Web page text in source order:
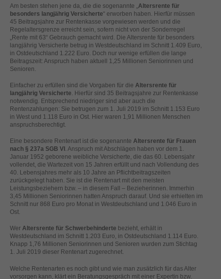
Am besten stehen jene da, die die sogenannte „Altersrente für
besonders langjährig Versicherte“ erworben haben. Hierfür müssen
45 Beitragsjahre zur Rentenkasse vorgewiesen werden und die
Regelaltersgrenze erreicht sein, sofern nicht von der Sonderregel
„Rente mit 63“ Gebrauch gemacht wird. Die Altersrente für besonders
langjährig Versicherte betrug in Westdeutschland im Schnitt 1.409 Euro,
in Ostdeutschland 1.222 Euro. Doch nur wenige erfüllen die lange
Beitragszeit: Anspruch haben aktuell 1,25 Millionen Seniorinnen und
Senioren.
Einfacher zu erfüllen sind die Vorgaben für die Altersrente für
langjährig Versicherte. Hierfür sind 35 Beitragsjahre zur Rentenkasse
notwendig. Entsprechend niedriger sind aber auch die
Rentenzahlungen: Sie betrugen zum 1. Juli 2019 im Schnitt 1.153 Euro
in West und 1.118 Euro in Ost. Hier waren 1,91 Millionen Menschen
anspruchsberechtigt.
Eine besondere Rentenart ist die sogenannte Altersrente für Frauen
nach § 237a SGB VI . Anspruch mit Abschlägen haben vor dem 1.
Januar 1952 geborene weibliche Versicherte, die das 60. Lebensjahr
vollendet, die Wartezeit von 15 Jahren erfüllt und nach Vollendung des
40. Lebensjahres mehr als 10 Jahre an Pflichtbeitragszeiten
zurückgelegt haben. Sie ist die Rentenart mit den meisten
Leistungsbeziehern bzw. – in diesem Fall – Bezieherinnen. Immerhin
3,45 Millionen Seniorinnen hatten Anspruch darauf. Und sie erhielten im
Schnitt nur 868 Euro pro Monat in Westdeutschland und 1.046 Euro in
Ost.
Wer Altersrente für Schwerbehinderte bezieht, erhält in
Westdeutschland im Schnitt 1.203 Euro, in Ostdeutschland 1.114 Euro.
Knapp 1,76 Millionen Seniorinnen und Senioren wurden zum Stichtag
1. Juli 2019 dieser Rentenart zugerechnet.
Welche Rentenarten es noch gibt und wie man zusätzlich für das Alter
vorsorgen kann, klärt ein Beratungsgespräch mit einer Expertin bzw.
helfen, diese Website und Ihre Erfahrung zu verbessern.
Personenbezogene Daten können verarbeitet werden (z. B. IP-
Adressen), z. B. für personalisierte Anzeigen und Inhalte oder
Anzeigen- und Inhaltsmessung. Weitere Informationen über die
Verwendung Ihrer Daten finden Sie in unserer
Datenschutzerklärung .
Hier finden Sie eine Übersicht über alle verwendeten Cookies. Sie
können Ihre Einwilligung zu ganzen Kategorien geben oder sich
Cookies auswählen.
Alle akzeptieren Speichern
Zurück
Datenschutzeinstellungen
Essenziell (1)
Essenzielle Cookies ermöglichen grundlegende Funktionen und sind für
die einwandfreie Funktion der Website erforderlich.
Cookie-Informationen anzeigen
Externe Medien (2)
standardmäßig blockiert. Wenn Cookies von externen Medien akzeptiert
werden, bedarf der Zugriff auf diese Inhalte keiner manuellen Einwilligung
mehr.
powered by Borlabs Cookie